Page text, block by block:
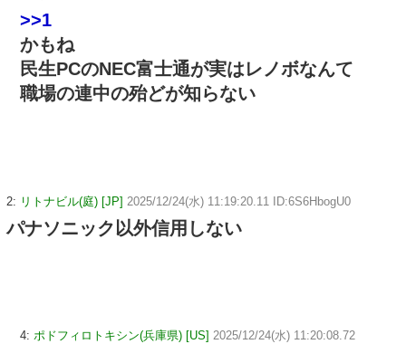
>>1
かもね
民生PCのNEC富士通が実はレノボなんて
職場の連中の殆どが知らない
2: リトナビル(庭) [JP] 2025/12/24(水) 11:19:20.11 ID:6S6HbogU0
パナソニック以外信用しない
4: ポドフィロトキシン(兵庫県) [US] 2025/12/24(水) 11:20:08.72